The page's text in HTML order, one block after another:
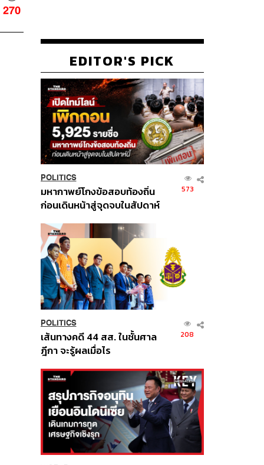
270
EDITOR'S PICK
POLITICS
มหากาพย์โกงข้อสอบท้องถิ่น
ก่อนเดินหน้าสู่จุดจบในสัปดาห์
573
POLITICS
เส้นทางคดี 44 สส. ในชั้นศาล
ฎีกา จะรู้ผลเมื่อไร
208